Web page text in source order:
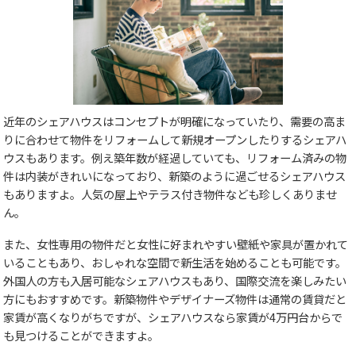
近年のシェアハウスはコンセプトが明確になっていたり、需要の高ま
りに合わせて物件をリフォームして新規オープンしたりするシェアハ
ウスもあります。例え築年数が経過していても、リフォーム済みの物
件は内装がきれいになっており、新築のように過ごせるシェアハウス
もありますよ。人気の屋上やテラス付き物件なども珍しくありませ
ん。
また、女性専用の物件だと女性に好まれやすい壁紙や家具が置かれて
いることもあり、おしゃれな空間で新生活を始めることも可能です。
外国人の方も入居可能なシェアハウスもあり、国際交流を楽しみたい
方にもおすすめです。新築物件やデザイナーズ物件は通常の賃貸だと
家賃が高くなりがちですが、シェアハウスなら家賃が4万円台からで
も見つけることができますよ。